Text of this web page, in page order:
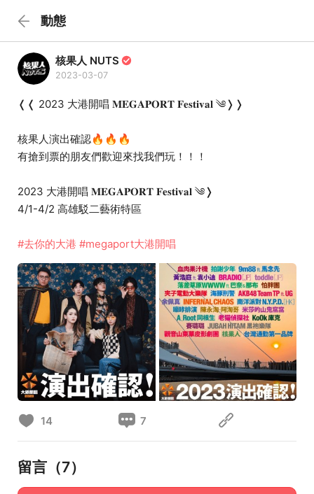
動態
核果人 NUTS
2023-03-07
❬❬ 2023 大港開唱 𝐌𝐄𝐆𝐀𝐏𝐎𝐑𝐓 𝐅𝐞𝐬𝐭𝐢𝐯𝐚𝐥 ༄❭❭
​核果人演出確認🔥🔥🔥
有搶到票的朋友們歡迎來找我們玩！！！
2023 大港開唱 𝐌𝐄𝐆𝐀𝐏𝐎𝐑𝐓 𝐅𝐞𝐬𝐭𝐢𝐯𝐚𝐥 ༄❭
4/1-4/2 高雄駁二藝術特區
#去你的大港 #megaport大港開唱
14 7
留言（7）